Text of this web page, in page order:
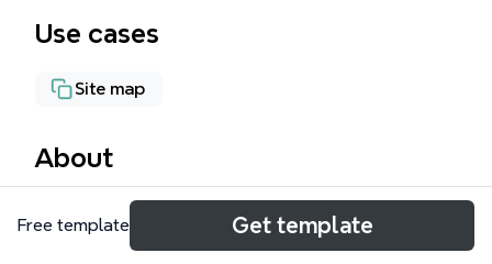
Use cases
Site map
About
Este mapa mental de la Facultad de Minas es una
herramienta de gestión institucional exhaustiva que
Free template Get template